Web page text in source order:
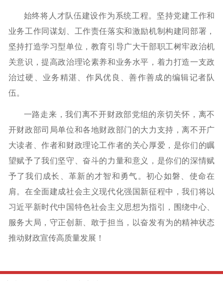
始终将人才队伍建设作为系统工程。坚持党建工作和
业务工作同谋划、工作责任落实和激励机制构建同部署，
坚持打造学习型单位，教育引导广大干部职工树牢政治机
关意识，提高政治理论素养和业务水平，着力打造一支政
治过硬、业务精湛、作风优良、善作善成的编辑记者队
伍。
一路走来，我们离不开财政部党组的亲切关怀，离不
开财政部司局单位和各地财政部门的大力支持，离不开广
大读者、作者和财政理论工作者的关心厚爱，是你们的瞩
望赋予了我们坚守、奋斗的力量和意义，是你们的深情赋
予了我们成长、革新的才智和勇气。初心如磐、使命在
肩。在全面建成社会主义现代化强国新征程中，我们将以
习近平新时代中国特色社会主义思想为指引，围绕中心、
服务大局，守正创新、敢于担当，以奋发有为的精神状态
推动财政宣传高质量发展！